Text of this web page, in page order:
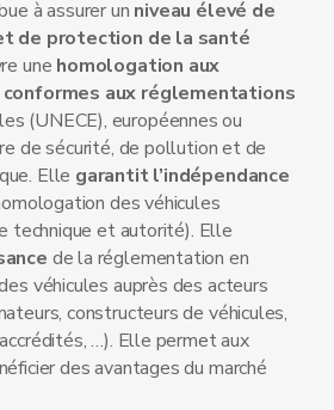
à assurer un niveau élevé de
de protection de la santé
une homologation aux
aux réglementations
(UNECE), européennes ou
de sécurité, de pollution et de
Elle garantit l’indépendance
des véhicules
technique et autorité). Elle
de la réglementation en
véhicules auprès des acteurs
constructeurs de véhicules,
…). Elle permet aux
des avantages du marché